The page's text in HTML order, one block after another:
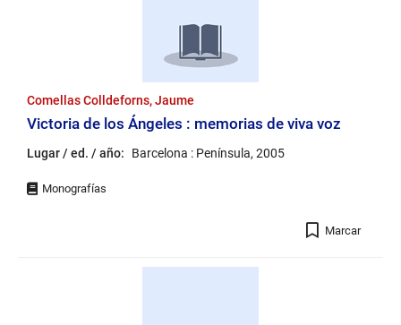
Comellas Colldeforns, Jaume
Victoria de los Ángeles : memorias de viva voz
Lugar / ed. / año: Barcelona : Península, 2005
Marcar